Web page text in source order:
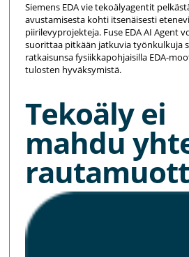
Siemens EDA vie tekoälyagentit
avustamisesta kohti itsenäisesti
piirilevyprojekteja. Fuse EDA AI Agent
suorittaa pitkään jatkuvia työnkulkuja
ratkaisunsa fysiikkapohjaisilla EDA-
tulosten hyväksymistä.
Tekoäly ei
mahdu